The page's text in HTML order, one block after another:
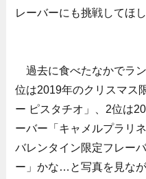
レーバーにも挑戦してほし
過去に食べたなかでラ
位は2019年のクリスマス
ー ピスタチオ」、2位は
ーバー「キャメルプラリ
バレンタイン限定フレー
ー」かな…と写真を見な